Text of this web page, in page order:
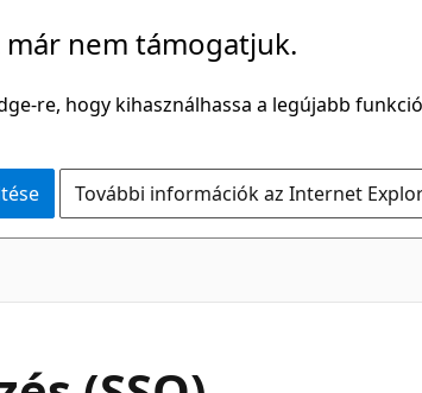
már nem támogatjuk.
re, hogy kihasználhassa a legújabb
További információk az Internet